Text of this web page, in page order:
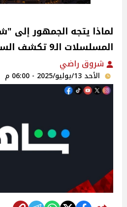
لماذا يتجه الجمهور إلى
المسلسلات الـ9 تكشف السر‎
شروق راضي
الأحد 13/يوليو/2025 - 06:00 م